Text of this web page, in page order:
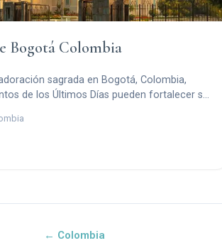
Bogotá Colombia
sagrada en Bogotá, Colombia,
de los Últimos Días pueden fortalecer su
← Colombia